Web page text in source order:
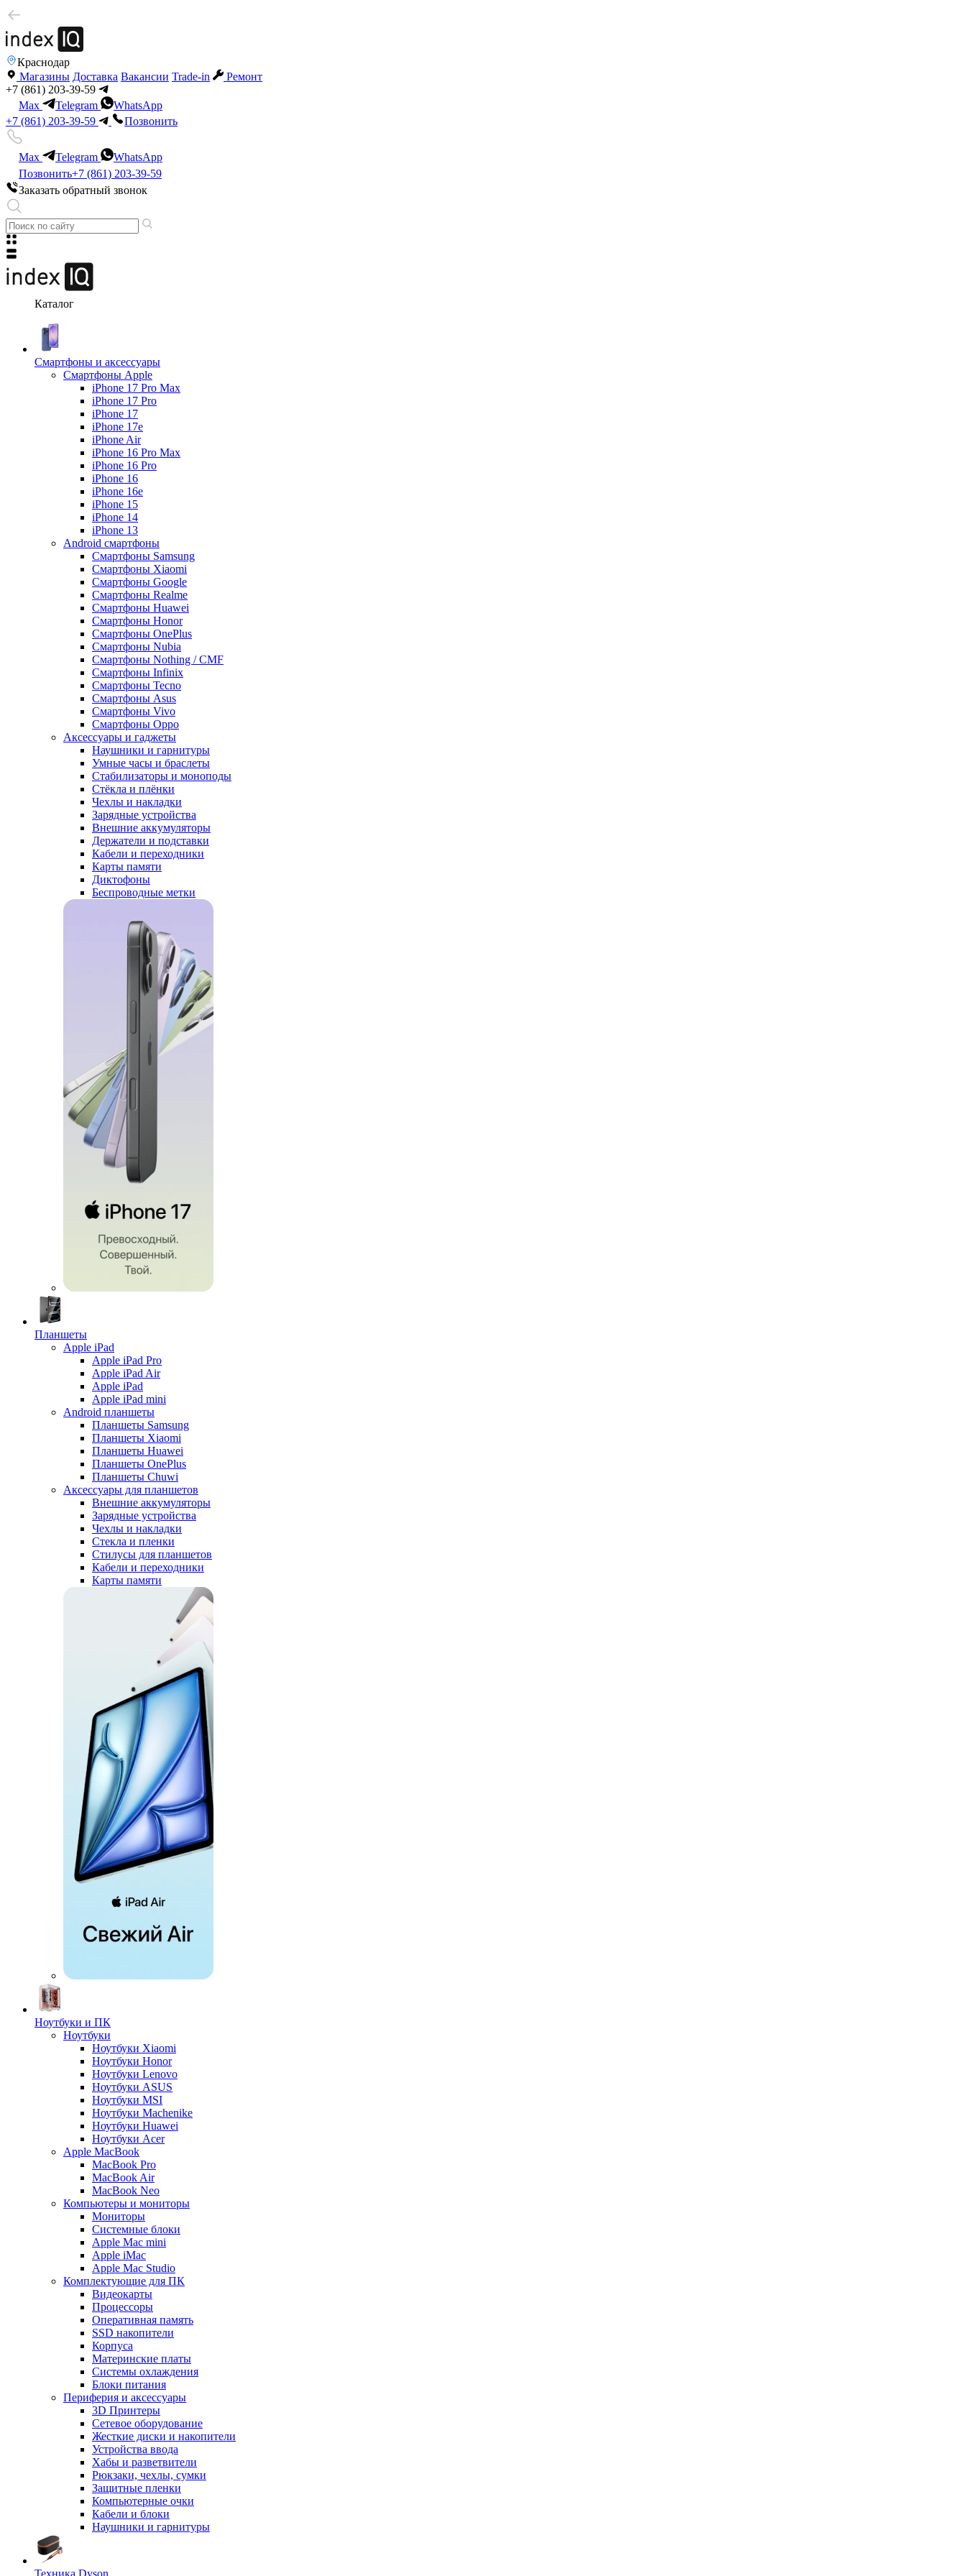
Краснодар
Магазины Доставка Вакансии Trade-in
Ремонт
+7 (861) 203-39-59
Max
Telegram
WhatsApp
+7 (861) 203-39-59
Позвонить
Max Telegram
WhatsApp
Позвонить+7 (861) 203-39-59
Заказать обратный звонок
Каталог
Смартфоны и аксессуары
Смартфоны Apple
iPhone 17 Pro Max
iPhone 17 Pro
iPhone 17
iPhone 17e
iPhone Air
iPhone 16 Pro Max
iPhone 16 Pro
iPhone 16
iPhone 16e
iPhone 15
iPhone 14
iPhone 13
Android cмартфоны
Смартфоны Samsung
Смартфоны Xiaomi
Смартфоны Google
Смартфоны Realme
Смартфоны Huawei
Смартфоны Honor
Смартфоны OnePlus
Смартфоны Nubia
Смартфоны Nothing / CMF
Смартфоны Infinix
Смартфоны Tecno
Смартфоны Asus
Смартфоны Vivo
Смартфоны Oppo
Аксессуары и гаджеты
Наушники и гарнитуры
Умные часы и браслеты
Стабилизаторы и моноподы
Стёкла и плёнки
Чехлы и накладки
Зарядные устройства
Внешние аккумуляторы
Держатели и подставки
Кабели и переходники
Карты памяти
Диктофоны
Беспроводные метки
Планшеты
Apple iPad
Apple iPad Pro
Apple iPad Air
Apple iPad
Apple iPad mini
Android планшеты
Планшеты Samsung
Планшеты Xiaomi
Планшеты Huawei
Планшеты OnePlus
Планшеты Chuwi
Аксессуары для планшетов
Внешние аккумуляторы
Зарядные устройства
Чехлы и накладки
Стекла и пленки
Стилусы для планшетов
Кабели и переходники
Карты памяти
Ноутбуки и ПК
Ноутбуки
Ноутбуки Xiaomi
Ноутбуки Honor
Ноутбуки Lenovo
Ноутбуки ASUS
Ноутбуки MSI
Ноутбуки Machenike
Ноутбуки Huawei
Ноутбуки Acer
Apple MacBook
MacBook Pro
MacBook Air
MacBook Neo
Компьютеры и мониторы
Мониторы
Системные блоки
Apple Mac mini
Apple iMac
Apple Mac Studio
Комплектующие для ПК
Видеокарты
Процессоры
Оперативная память
SSD накопители
Корпуса
Материнские платы
Системы охлаждения
Блоки питания
Периферия и аксессуары
3D Принтеры
Сетевое оборудование
Жесткие диски и накопители
Устройства ввода
Хабы и разветвители
Рюкзаки, чехлы, сумки
Защитные пленки
Компьютерные очки
Кабели и блоки
Наушники и гарнитуры
Техника Dyson